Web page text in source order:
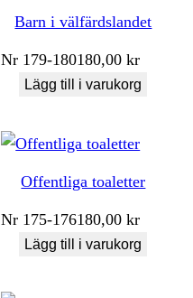
Barn i välfärdslandet
Nr 179-180180,00kr
Lägg till i varukorg
Offentliga toaletter
Nr 175-176180,00kr
Lägg till i varukorg